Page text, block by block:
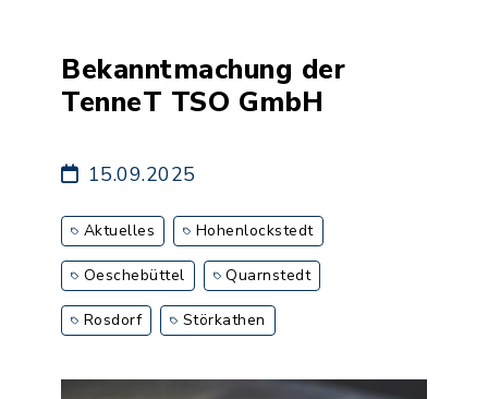
Bekanntmachung der
TenneT TSO GmbH
15.09.2025
Aktuelles Hohenlockstedt
Oeschebüttel Quarnstedt
Rosdorf Störkathen